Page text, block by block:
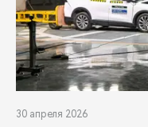
30 апреля 2026